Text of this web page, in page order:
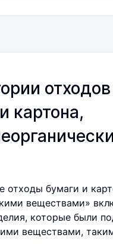
картона,
отходы бумаги и
веществами»
которые были
веществами,